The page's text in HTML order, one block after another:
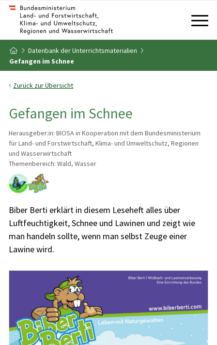
Zum Inhalt
Zum Inhaltsverzeichnis
Zur Startseite
Datenbank der Unterrichtsmaterialien
Gefangen im Schnee
Zurück zur Übersicht
Gefangen im Schnee
Herausgeber:in: BIOSA in Kooperation mit dem Bundesministerium
für Land- und Forstwirtschaft, Klima- und Umweltschutz, Regionen
und Wasserwirtschaft
Themenbereich: Wald, Wasser
Biber Berti erklärt in diesem Leseheft alles über
Luftfeuchtigkeit, Schnee und Lawinen und zeigt wie
man handeln sollte, wenn man selbst Zeuge einer
Lawine wird.